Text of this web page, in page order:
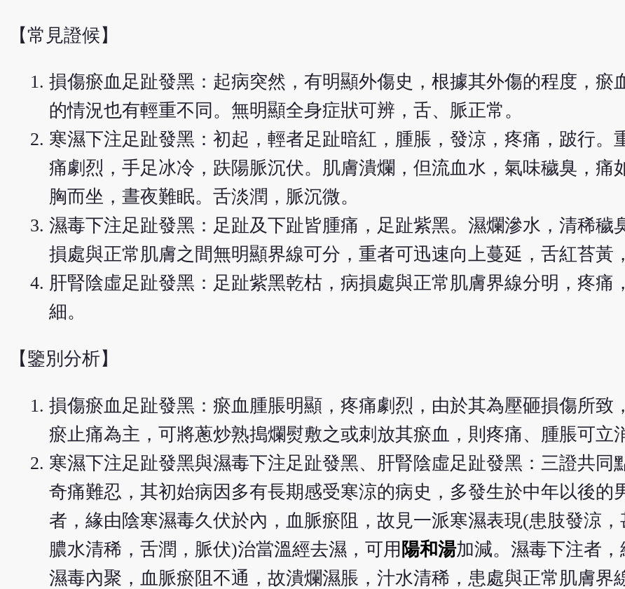
【常見證候】
損傷瘀血足趾發黑：起病突然，有明顯外傷史，根據其外傷的程度，瘀
的情況也有輕重不同。無明顯全身症狀可辨，舌、脈正常。
寒濕下注足趾發黑：初起，輕者足趾暗紅，腫脹，發涼，疼痛，跛行。
痛劇烈，手足冰冷，趺陽脈沉伏。肌膚潰爛，但流血水，氣味穢臭，痛
胸而坐，晝夜難眠。舌淡潤，脈沉微。
濕毒下注足趾發黑：足趾及下趾皆腫痛，足趾紫黑。濕爛滲水，清稀穢
損處與正常肌膚之間無明顯界線可分，重者可迅速向上蔓延，舌紅苔黃
肝腎陰虛足趾發黑：足趾紫黑乾枯，病損處與正常肌膚界線分明，疼痛
細。
【鑒別分析】
損傷瘀血足趾發黑：瘀血腫脹明顯，疼痛劇烈，由於其為壓砸損傷所致
瘀止痛為主，可將蔥炒熟搗爛熨敷之或刺放其瘀血，則疼痛、腫脹可立
寒濕下注足趾發黑與濕毒下注足趾發黑、肝腎陰虛足趾發黑：三證共同
奇痛難忍，其初始病因多有長期感受寒涼的病史，多發生於中年以後的
者，緣由陰寒濕毒久伏於內，血脈瘀阻，故見一派寒濕表現(患肢發涼，
膿水清稀，舌潤，脈伏)治當溫經去濕，可用 陽和湯加減。濕毒下注者，
濕毒內聚，血脈瘀阻不通，故潰爛濕脹，汁水清稀，患處與正常肌膚界